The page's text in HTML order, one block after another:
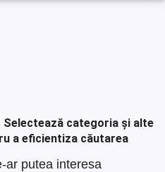
Selectează categoria și alte
a eficientiza căutarea
ar putea interesa